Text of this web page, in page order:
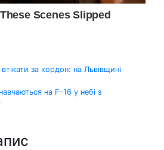
за кордон: на Львівщині
на F-16 у небі з